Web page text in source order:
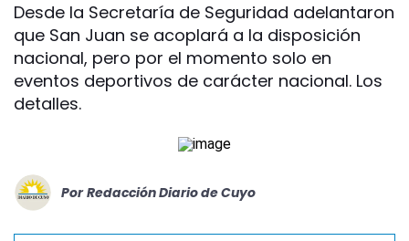
Desde la Secretaría de Seguridad adelantaron
que San Juan se acoplará a la disposición
nacional, pero por el momento solo en
eventos deportivos de carácter nacional. Los
detalles.
Por Redacción Diario de Cuyo